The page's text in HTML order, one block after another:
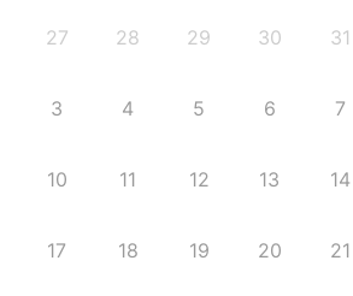
27 28 29 30 31
3 4 5 6 7
10 11 12 13 14
17 18 19 20 21